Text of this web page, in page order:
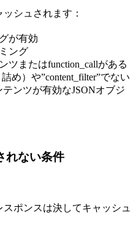
シュされます：
が有効
ング
ツまたはfunction_callがある
め）や”content_filter”でない
ンツが有効なJSONオブジ
れない条件
ポンスは決してキャッシュ